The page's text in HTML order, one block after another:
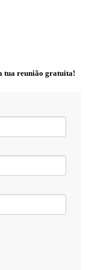
tua reunião gratuita!